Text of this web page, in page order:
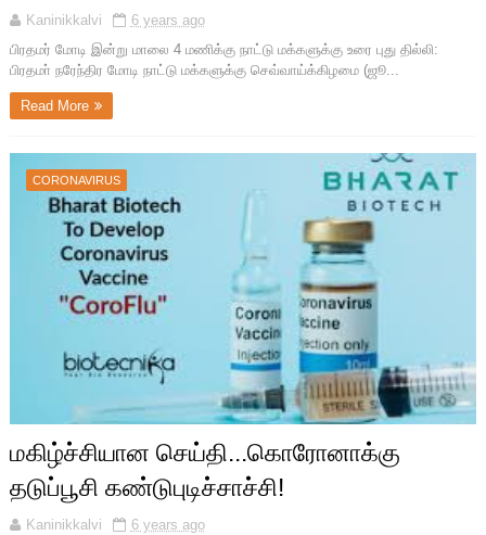
Kaninikkalvi
6 years ago
பிரதமர் மோடி இன்று மாலை 4 மணிக்கு நாட்டு மக்களுக்கு உரை புது தில்லி:
பிரதமா் நரேந்திர மோடி நாட்டு மக்களுக்கு செவ்வாய்க்கிழமை (ஜூ...
Read More
CORONAVIRUS
மகிழ்ச்சியான செய்தி...கொரோனாக்கு
தடுப்பூசி கண்டுபுடிச்சாச்சி!
Kaninikkalvi
6 years ago